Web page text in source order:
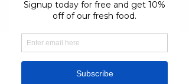
RaraPetcare Group
Public · 396 members
Join